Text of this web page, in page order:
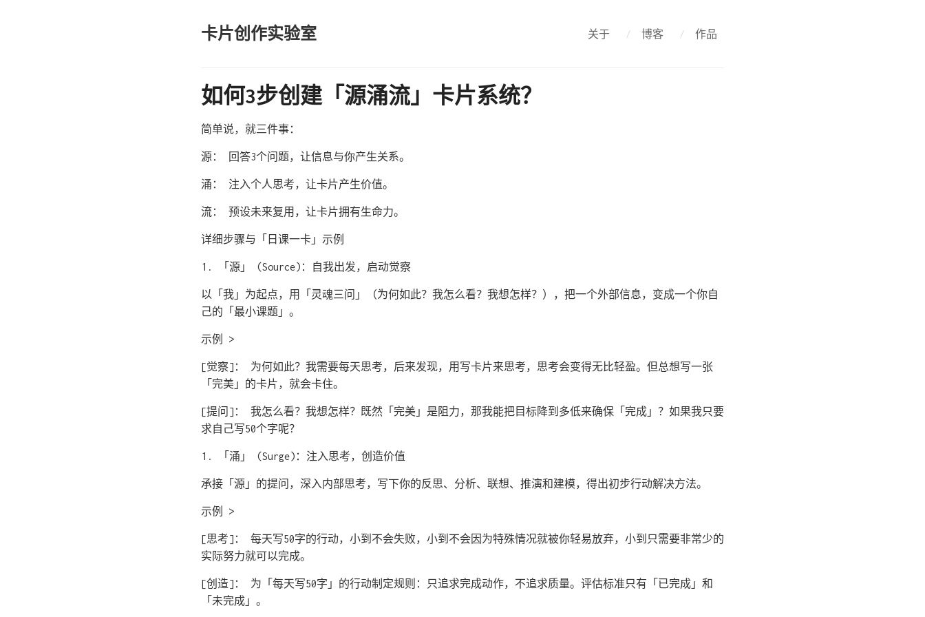
卡片创作实验室 关于 / 博客 / 作品
如何3步创建「源涌流」卡片系统？
简单说，就三件事：
源： 回答3个问题，让信息与你产生关系。
涌： 注入个人思考，让卡片产生价值。
流： 预设未来复用，让卡片拥有生命力。
详细步骤与「日课一卡」示例
「源」 (Source)：自我出发，启动觉察
以「我」为起点，用「灵魂三问」（为何如此？我怎么看？我想怎样？），把一个外部信息，变成一个你自
己的「最小课题」。
示例 >
[觉察]： 为何如此？我需要每天思考，后来发现，用写卡片来思考，思考会变得无比轻盈。但总想写一张
「完美」的卡片，就会卡住。
[提问]： 我怎么看？我想怎样？既然「完美」是阻力，那我能把目标降到多低来确保「完成」？如果我只要
求自己写50个字呢？
「涌」 (Surge)：注入思考，创造价值
承接「源」的提问，深入内部思考，写下你的反思、分析、联想、推演和建模，得出初步行动解决方法。
示例 >
[思考]： 每天写50字的行动，小到不会失败，小到不会因为特殊情况就被你轻易放弃，小到只需要非常少的
实际努力就可以完成。
[创造]： 为「每天写50字」的行动制定规则：只追求完成动作，不追求质量。评估标准只有「已完成」和
「未完成」。